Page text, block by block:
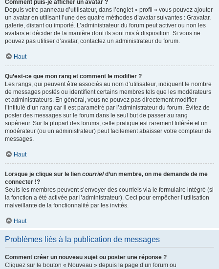
Comment puis-je afficher un avatar ?
Depuis votre panneau d’utilisateur, dans l’onglet « profil » vous pouvez ajouter
un avatar en utilisant l’une des quatre méthodes d’avatar suivantes : Gravatar,
galerie, distant ou importé. L’administrateur du forum peut activer ou non les
avatars et décider de la manière dont ils sont mis à disposition. Si vous ne
pouvez pas utiliser d’avatar, contactez un administrateur du forum.
Haut
Qu’est-ce que mon rang et comment le modifier ?
Les rangs, qui peuvent être associés au nom d’utilisateur, indiquent le nombre
de messages postés ou identifient certains membres tels que les modérateurs
et administrateurs. En général, vous ne pouvez pas directement modifier
l’intitulé d’un rang car il est paramétré par l’administrateur du forum. Évitez de
poster des messages sur le forum dans le seul but de passer au rang
supérieur. Sur la plupart des forums, cette pratique est rarement tolérée et un
modérateur (ou un administrateur) peut facilement abaisser votre compteur de
messages.
Haut
Lorsque je clique sur le lien courrield’un membre, on me demande de me
connecter !?
Seuls les membres peuvent s’envoyer des courriels via le formulaire intégré (si
la fonction a été activée par l’administrateur). Ceci pour empêcher l’utilisation
malveillante de la fonctionnalité par les invités.
Haut
Problèmes liés à la publication de messages
Comment créer un nouveau sujet ou poster une réponse ?
Cliquez sur le bouton « Nouveau » depuis la page d’un forum ou